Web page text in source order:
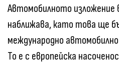
Автомобилното изложение
наближава, като това ще
международно
То е с европейска